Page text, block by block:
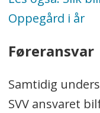
Oppegård i år
Føreransvar
Samtidig
SVV ansvaret